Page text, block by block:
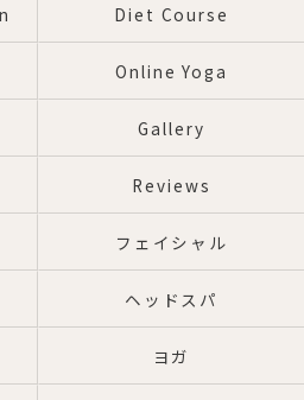
Diet Course
Online Yoga
Gallery
Reviews
フェイシャル
ヘッドスパ
ヨガ